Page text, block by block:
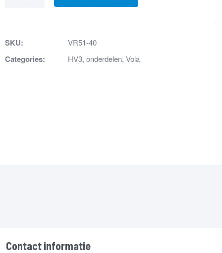
SKU: VR51-40
Categories: HV3, onderdelen, Vola
Contact informatie